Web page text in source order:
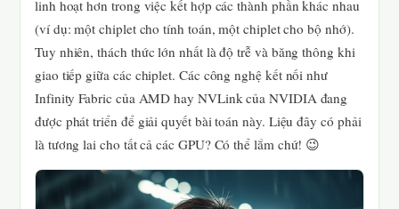
linh hoạt hơn trong việc kết hợp các thành phần khác nhau
(ví dụ: một chiplet cho tính toán, một chiplet cho bộ nhớ).
Tuy nhiên, thách thức lớn nhất là độ trễ và băng thông khi
giao tiếp giữa các chiplet. Các công nghệ kết nối như
Infinity Fabric của AMD hay NVLink của NVIDIA đang
được phát triển để giải quyết bài toán này. Liệu đây có phải
là tương lai cho tất cả các GPU? Có thể lắm chứ! 😉